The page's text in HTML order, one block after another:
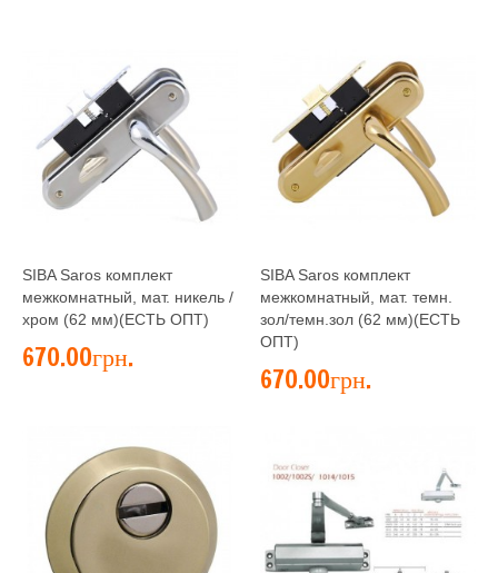
SIBA Saros комплект
межкомнатный, мат. никель /
хром (62 мм)(ЕСТЬ ОПТ)
670.00грн.
SIBA Saros комплект
межкомнатный, мат. темн.
зол/темн.зол (62 мм)(ЕСТЬ
ОПТ)
670.00грн.